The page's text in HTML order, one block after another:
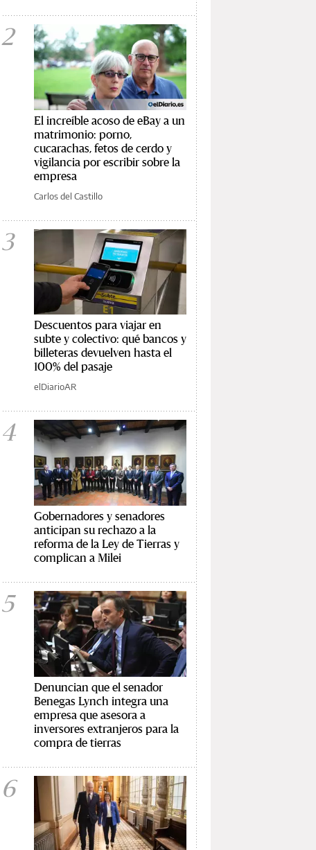
2
El increíble acoso de eBay a un
matrimonio: porno,
cucarachas, fetos de cerdo y
vigilancia por escribir sobre la
empresa
Carlos del Castillo
3
Descuentos para viajar en
subte y colectivo: qué bancos y
billeteras devuelven hasta el
100% del pasaje
elDiarioAR
4
Gobernadores y senadores
anticipan su rechazo a la
reforma de la Ley de Tierras y
complican a Milei
5
Denuncian que el senador
Benegas Lynch integra una
empresa que asesora a
inversores extranjeros para la
compra de tierras
6